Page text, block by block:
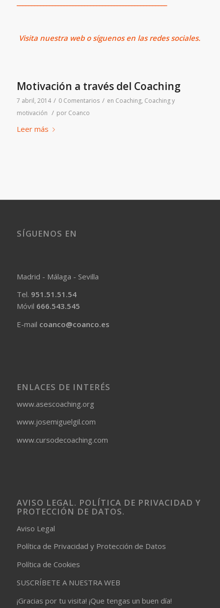
Visitanuestra web o síguenos en las redes sociales.
Motivación a través del Coaching
7 abril, 2014 / 0 Comentarios / en Coaching, Coaching y
motivación / por Coanco
Leer más
SÍGUENOS EN
Madrid - Málaga - Sevilla
Tel. 951.51.51.54
Móvil 666.543.545
E-mail coanco@coanco.es
ENLACES DE INTERÉS
www.asescoaching.org
www.josemiguelgil.com
www.cursodecoaching.com
AVISO LEGAL. POLÍTICA DE PRIVACIDAD Y
PROTECCIÓN DE DATOS.
Aviso Legal
Política de Privacidad y Protección de Datos
Política de Cookies
SUSCRÍBETE A NUESTRA WEB
¡Gracias por tu visita! ¡Que tengas un buen día!